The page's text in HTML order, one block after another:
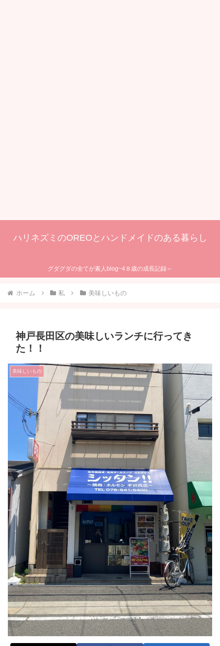
ハリネズミのOREOとハンドメイドのある暮らし
グダグダの全てが素人blog~4８歳の成長記録～
ホーム 私 美味しいもの
神戸長田区の美味しいランチに行ってき
た！！
美味しいもの